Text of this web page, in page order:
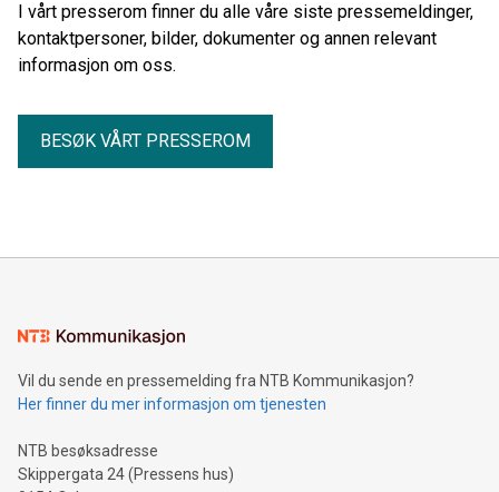
I vårt presserom finner du alle våre siste pressemeldinger,
kontaktpersoner, bilder, dokumenter og annen relevant
informasjon om oss.
BESØK VÅRT PRESSEROM
Vil du sende en pressemelding fra NTB Kommunikasjon?
Her finner du mer informasjon om tjenesten
NTB besøksadresse
Skippergata 24 (Pressens hus)